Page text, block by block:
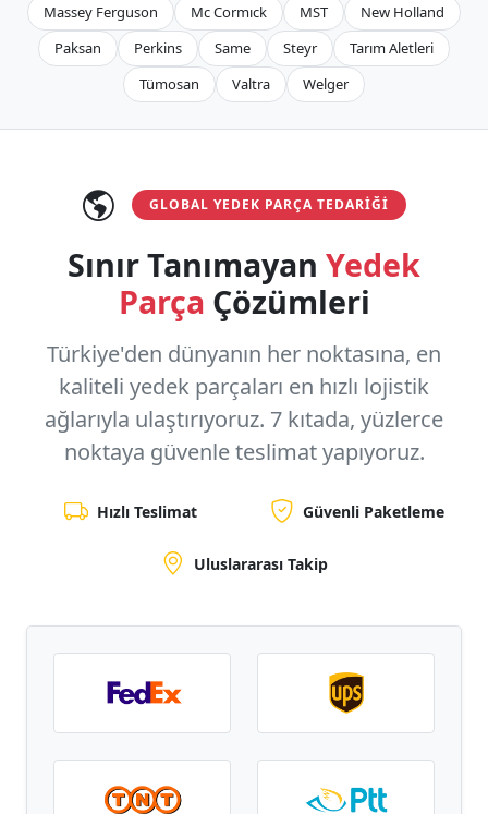
Massey Ferguson
Mc Cormıck MST
New Holland
Paksan
Perkins Same Steyr
Tarım Aletleri
Tümosan
Valtra Welger
GLOBAL YEDEK PARÇA TEDARIĞI
Sınır Tanımayan Yedek
Parça Çözümleri
Türkiye'den dünyanın her noktasına, en
kaliteli yedek parçaları en hızlı lojistik
ağlarıyla ulaştırıyoruz. 7 kıtada, yüzlerce
noktaya güvenle teslimat yapıyoruz.
Hızlı Teslimat Güvenli Paketleme
Uluslararası Takip